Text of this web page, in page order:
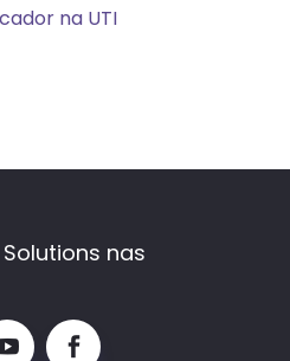
na UTI
nas